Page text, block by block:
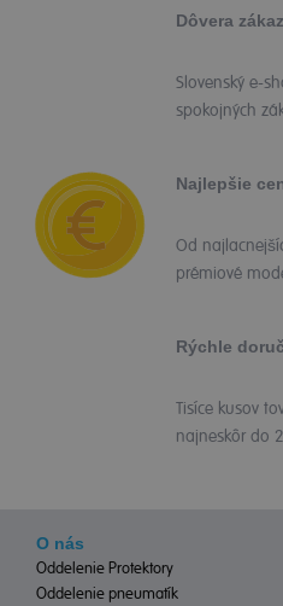
Dôvera
Slovenský e-
spokojných
Najlepšie
Od
prémiové
Rýchle
Tisíce kusov
najneskôr do
O nás
Oddelenie Protektory
Oddelenie pneumatík